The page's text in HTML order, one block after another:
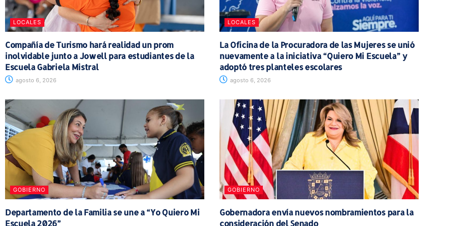
LOCALES
Compañía de Turismo hará realidad un prom
inolvidable junto a Jowell para estudiantes de la
Escuela Gabriela Mistral
agosto 6, 2026
LOCALES
La Oficina de la Procuradora de las Mujeres se unió
nuevamente a la iniciativa “Quiero Mi Escuela” y
adoptó tres planteles escolares
agosto 6, 2026
GOBIERNO
Departamento de la Familia se une a “Yo Quiero Mi
Escuela 2026”
GOBIERNO
Gobernadora envía nuevos nombramientos para la
consideración del Senado